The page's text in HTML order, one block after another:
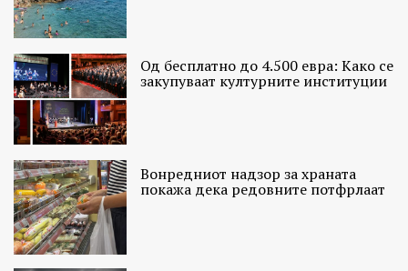
Од бесплатно до 4.500 евра: Како се
закупуваат културните институции
Вонредниот надзор за храната
покажа дека редовните потфрлаат